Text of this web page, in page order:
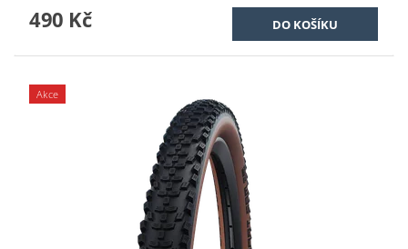
490 Kč
Akce